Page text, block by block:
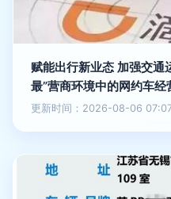
赋能出行新业态 加强交通
最”营商环境中的网约车经
更新时间：2026-08-06